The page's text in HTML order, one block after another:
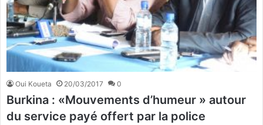
Oui Koueta 20/03/2017 0
Burkina : «Mouvements d’humeur » autour
du service payé offert par la police